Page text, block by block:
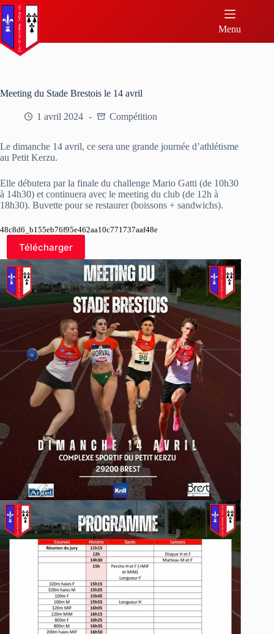
Menu
Meeting du Stade Brestois le 14 avril
1 avril 2024 Compétition
Le dimanche 14 avril, ce sera une grande journée d’athlétisme
au Petit Kerzu.
Elle débutera par la finale du challenge Mario Gatti (de 10h30
à 14h30) et continuera avec le meeting du club (de 12h à
18h30). Buvette pour se restaurer (boissons + sandwichs).
48c8d6_b155eb76f95e462aa10c771737aaf48e
Télécharger